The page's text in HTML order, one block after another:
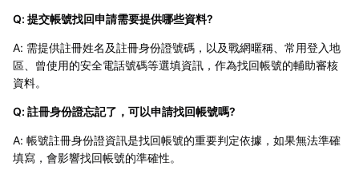
Q: 提交帳號找回申請需要提供哪些資料?
A: 需提供註冊姓名及註冊身份證號碼，以及戰網暱稱、常用登入地
區、曾使用的安全電話號碼等選填資訊，作為找回帳號的輔助審核
資料。
Q: 註冊身份證忘記了，可以申請找回帳號嗎?
A: 帳號註冊身份證資訊是找回帳號的重要判定依據，如果無法準確
填寫，會影響找回帳號的準確性。